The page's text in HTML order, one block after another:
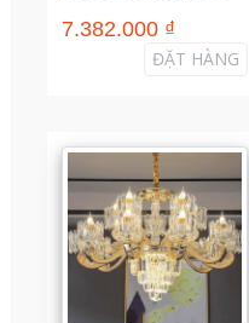
7.382.000 ₫
ĐẶT HÀNG